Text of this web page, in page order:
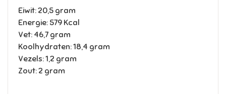
Eiwit: 20,5 gram
Energie: 579 Kcal
Vet: 46,7 gram
Koolhydraten: 18,4 gram
Vezels: 1,2 gram
Zout: 2 gram